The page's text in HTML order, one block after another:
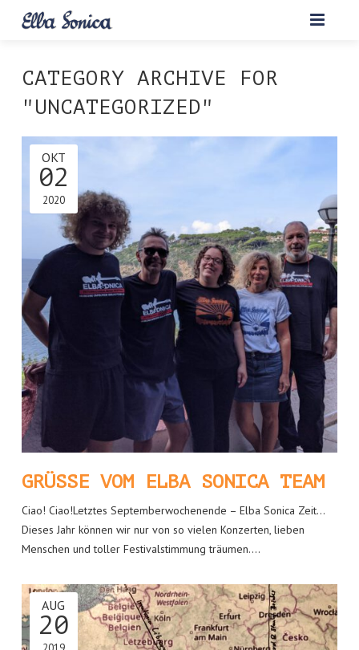
ABOUT
BANDS 2019
REISE
UNTERKUNFT
HISTORY
PARTNER
CATEGORY ARCHIVE FOR
"UNCATEGORIZED"
GRÜSSE VOM ELBA SONICA TEAM
OKT
02
2020
Ciao! Ciao!Letztes Septemberwochenende – Elba Sonica Zeit…
Dieses Jahr können wir nur von so vielen Konzerten, lieben
Menschen und toller Festivalstimmung träumen.…
AUG
20